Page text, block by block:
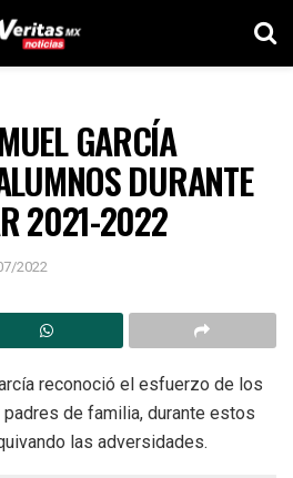
GARCÍA
DURANTE
2021-2022
2022
reconoció el esfuerzo de los
de familia, durante estos
las adversidades.